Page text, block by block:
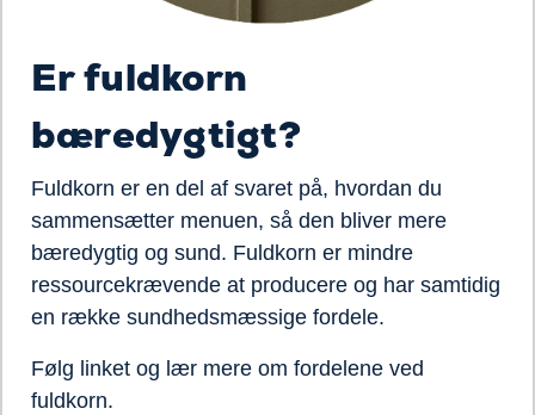
Er fuldkorn
bæredygtigt?
Fuldkorn er en del af svaret på, hvordan du
sammensætter menuen, så den bliver mere
bæredygtig og sund. Fuldkorn er mindre
ressourcekrævende at producere og har samtidig
en række sundhedsmæssige fordel e.
Følg linket og lær mere om fordelene ved
fuldkorn.